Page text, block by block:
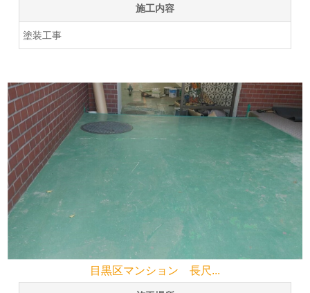
施工内容
塗装工事
目黒区マンション 長尺...